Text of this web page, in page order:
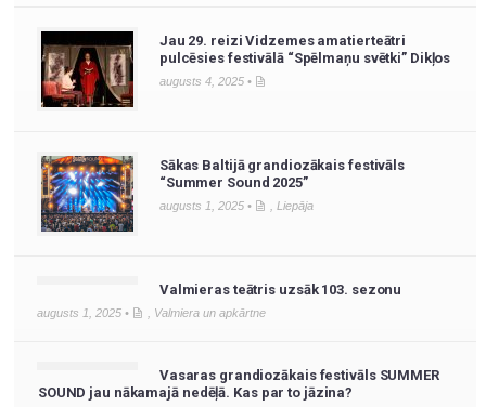
Jau 29. reizi Vidzemes amatierteātri
pulcēsies festivālā “Spēlmaņu svētki” Dikļos
augusts 4, 2025 •
Sākas Baltijā grandiozākais festivāls
“Summer Sound 2025”
augusts 1, 2025 • Liepāja
Valmieras teātris uzsāk 103. sezonu
augusts 1, 2025 • Valmiera un apkārtne
Vasaras grandiozākais festivāls SUMMER
SOUND jau nākamajā nedēļā. Kas par to jāzina?